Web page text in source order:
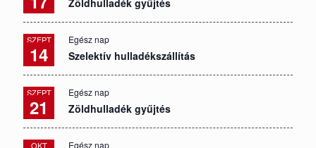
SZEPT
14
Egész nap
Szelektív hulladékszállítás
SZEPT
21
Egész nap
Zöldhulladék gyűjtés
OKT Egész nap